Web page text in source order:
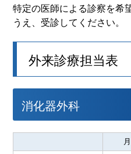
特定の医師による診察を希
うえ、受診してください。
外来診療担当表
消化器外科
月